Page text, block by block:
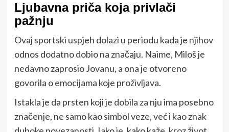
Ljubavna priča koja privlači
pažnju
Ovaj sportski uspjeh dolazi u periodu kada je njihov
odnos dodatno dobio na značaju. Naime, Miloš je
nedavno zaprosio Jovanu, a ona je otvoreno
govorila o emocijama koje proživljava.
Istakla je da prsten koji je dobila za nju ima posebno
značenje, ne samo kao simbol veze, već i kao znak